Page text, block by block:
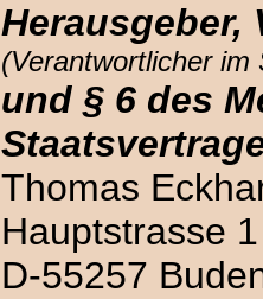
Herausgeber,
(Verantwortlicher
und § 6 des
Thomas
Hauptstrasse 1
D-55257